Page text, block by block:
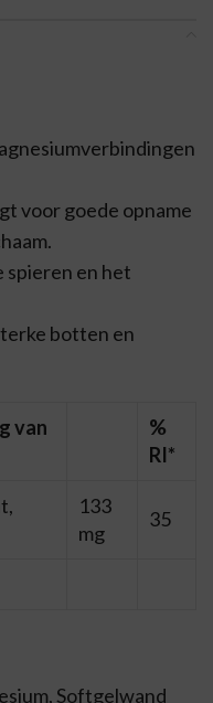
voor goede opname
spieren en het
botten en
van
%
RI*
133
mg
35
Softgelwand